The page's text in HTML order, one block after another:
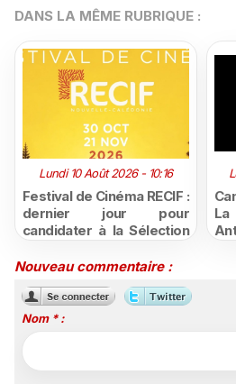
DANS LA MÊME RUBRIQUE :
Lundi 10 Août 2026 - 10:16
Festival de Cinéma RECIF :
dernier jour pour
candidater à la Sélection
aux créations de
Polynésie
Nouveau commentaire :
Nom * :